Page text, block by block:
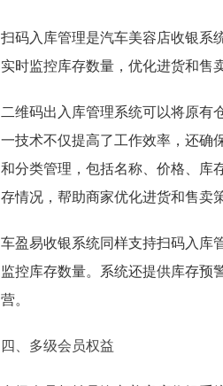
扫码入库管理是汽车美容店收银系
实时监控库存数量，优化进货和售
二维码出入库管理系统可以将原有
一技术不仅提高了工作效率，还确
和分类管理，包括名称、价格、库
存情况，帮助商家优化进货和售卖
车盈易收银系统同样支持扫码入库
监控库存数量。系统还提供库存预
营。
四、多级会员权益